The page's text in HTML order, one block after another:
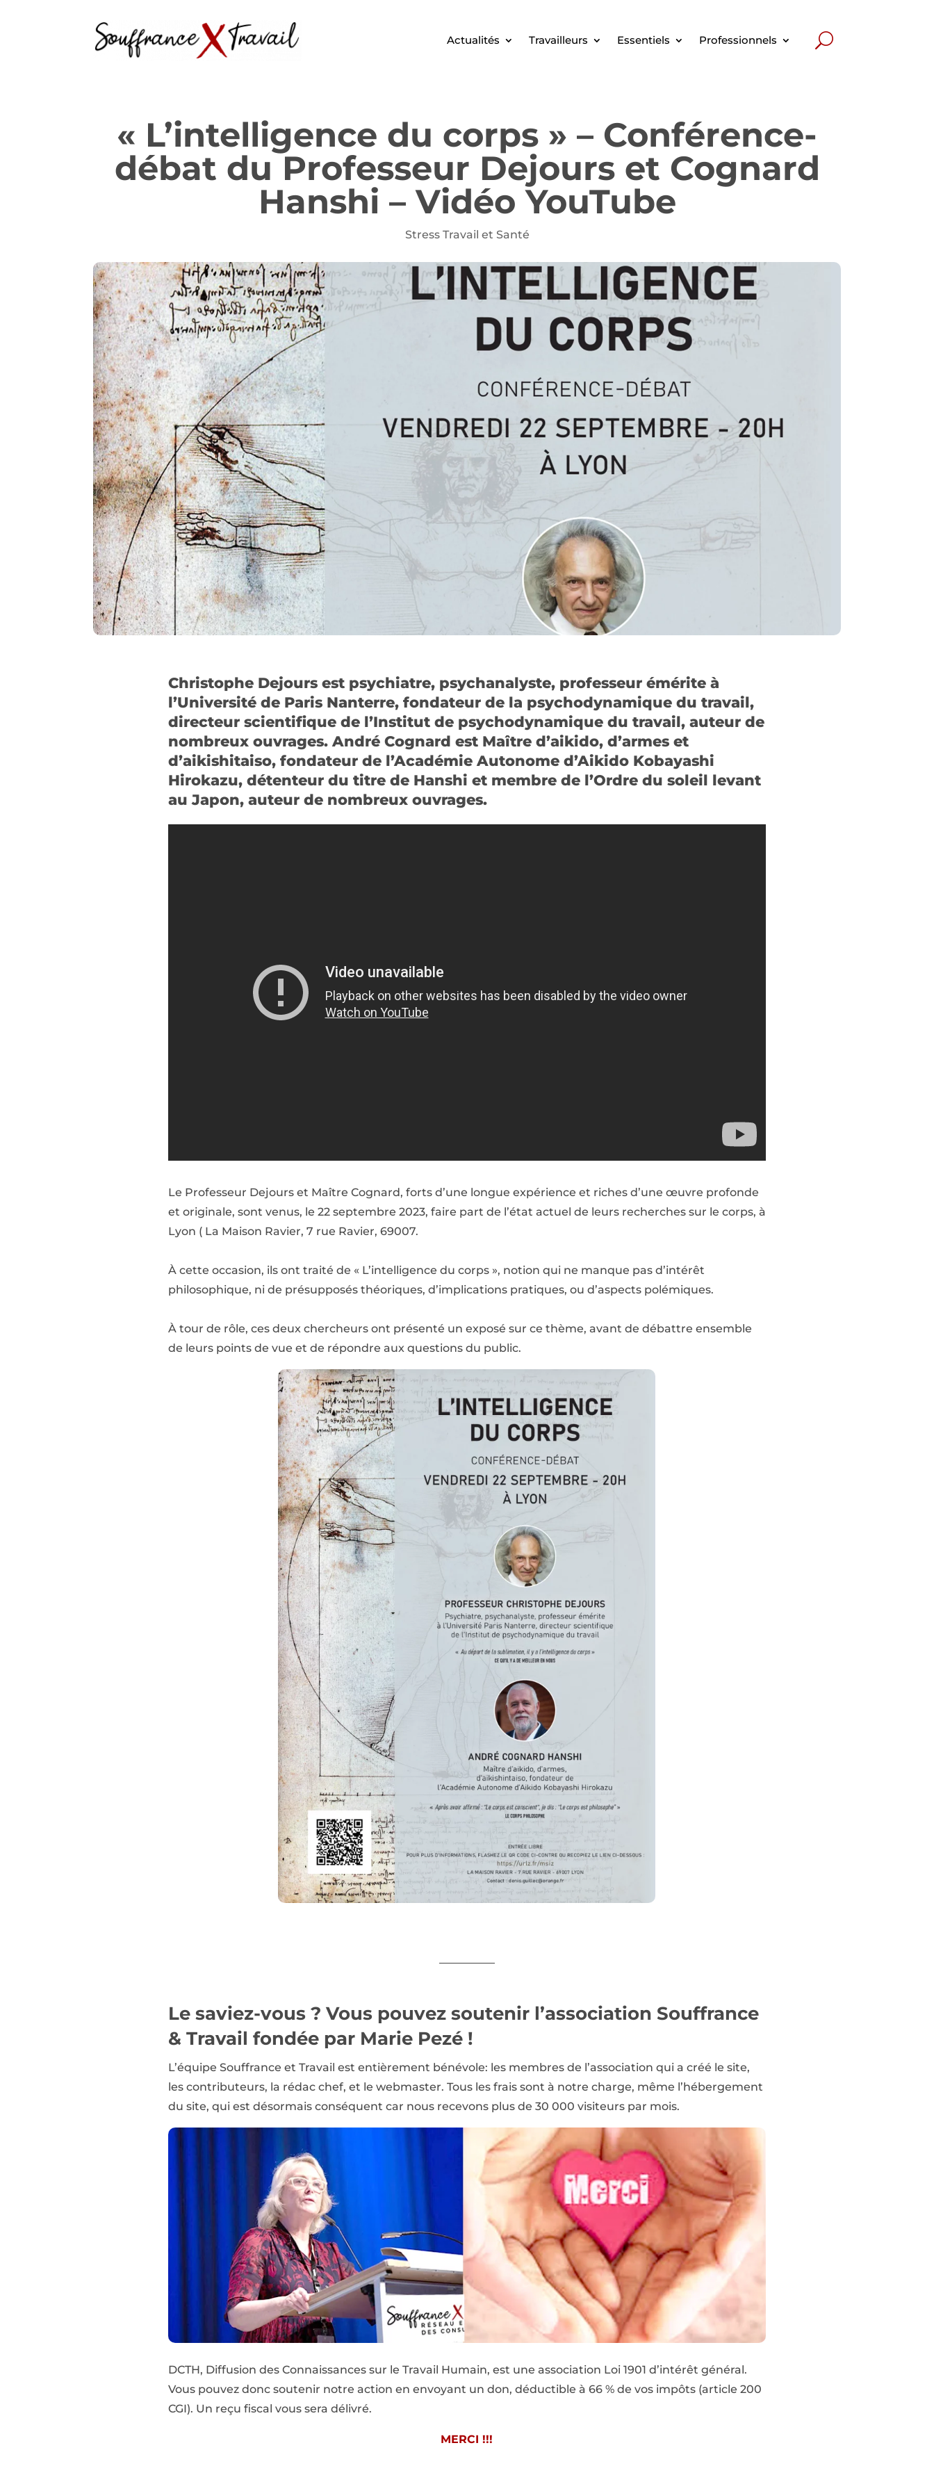
Actualités Travailleurs Essentiels Professionnels
« L’intelligence du corps » – Conférence-
débat du Professeur Dejours et Cognard
Hanshi – Vidéo YouTube
Stress Travail et Santé
Christophe Dejours est psychiatre, psychanalyste, professeur émérite à
l’Université de Paris Nanterre, fondateur de la psychodynamique du travail,
directeur scientifique de l’Institut de psychodynamique du travail, auteur de
nombreux ouvrages. André Cognard est Maître d’aikido, d’armes et
d’aikishitaiso, fondateur de l’Académie Autonome d’Aikido Kobayashi
Hirokazu, détenteur du titre de Hanshi et membre de l’Ordre du soleil levant
au Japon, auteur de nombreux ouvrages.
Le Professeur Dejours et Maître Cognard, forts d’une longue expérience et riches d’une œuvre profonde
et originale, sont venus, le 22 septembre 2023, faire part de l’état actuel de leurs recherches sur le corps, à
Lyon ( La Maison Ravier, 7 rue Ravier, 69007.
À cette occasion, ils ont traité de « L’intelligence du corps », notion qui ne manque pas d’intérêt
philosophique, ni de présupposés théoriques, d’implications pratiques, ou d’aspects polémiques.
À tour de rôle, ces deux chercheurs ont présenté un exposé sur ce thème, avant de débattre ensemble
de leurs points de vue et de répondre aux questions du public.
—————
Le saviez-vous ? Vous pouvez soutenir l’association Souffrance
& Travail fondée par Marie Pezé !
L’équipe Souffrance et Travail est entièrement bénévole: les membres de l’association qui a créé le site,
les contributeurs, la rédac chef, et le webmaster. Tous les frais sont à notre charge, même l’hébergement
du site, qui est désormais conséquent car nous recevons plus de 30 000 visiteurs par mois.
DCTH, Diffusion des Connaissances sur le Travail Humain, est une association Loi 1901 d’intérêt général.
Vous pouvez donc soutenir notre action en envoyant un don, déductible à 66 % de vos impôts (article 200
CGI). Un reçu fiscal vous sera délivré.
MERCI !!!